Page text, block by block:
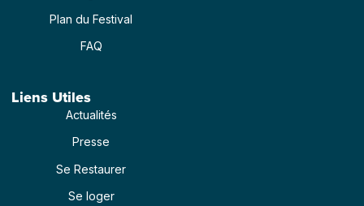
Plan du Festival
FAQ
Liens Utiles
Actualités
Presse
Se Restaurer
Se loger